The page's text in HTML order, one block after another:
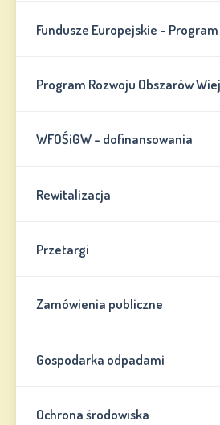
Fundusze Europejskie -
Program Rozwoju Obszarów
WFOŚiGW - dofinansowania
Rewitalizacja
Przetargi
Zamówienia publiczne
Gospodarka odpadami
Ochrona środowiska